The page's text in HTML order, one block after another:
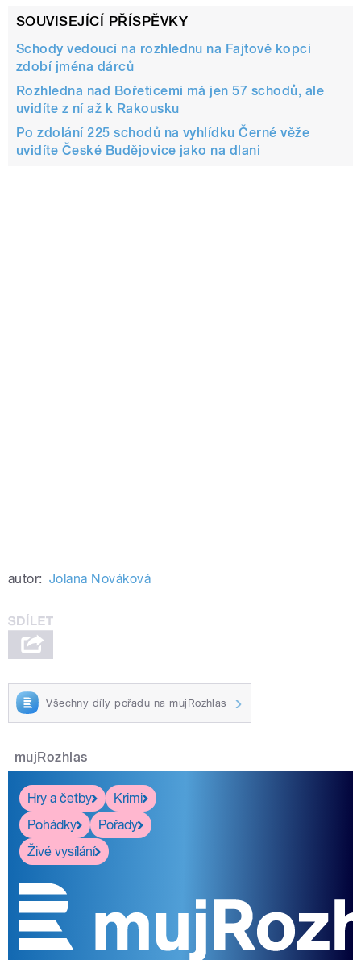
SOUVISEJÍCÍ PŘÍSPĚVKY
Schody vedoucí na rozhlednu na Fajtově kopci
zdobí jména dárců
Rozhledna nad Bořeticemi má jen 57 schodů, ale
uvidíte z ní až k Rakousku
Po zdolání 225 schodů na vyhlídku Černé věže
uvidíte České Budějovice jako na dlani
autor: Jolana Nováková
Všechny díly pořadu na mujRozhlas
mujRozhlas
Hry a četby
Krimi
Pohádky
Pořady
Živé vysílání